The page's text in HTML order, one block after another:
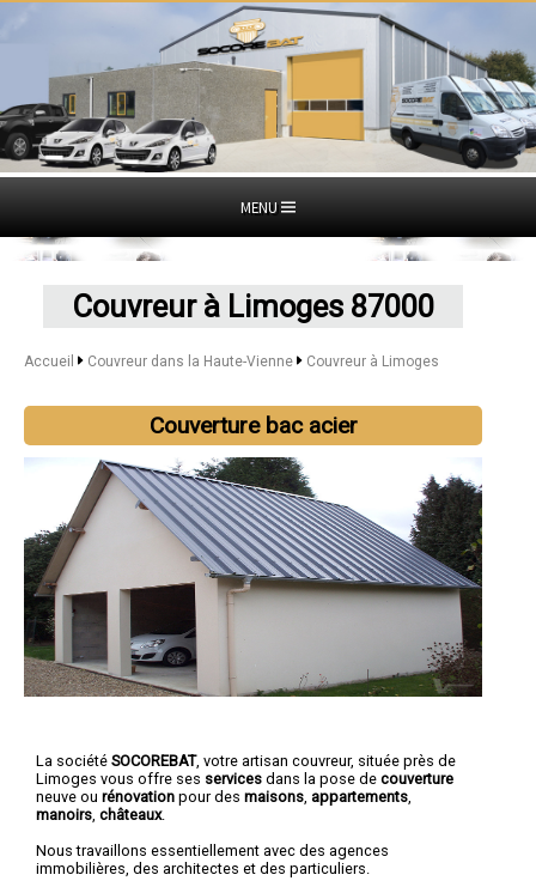
MENU
Couvreur à Limoges 87000
Accueil Couvreur dans la Haute-Vienne Couvreur à Limoges
Couverture bac acier
La société SOCOREBAT, votre artisan couvreur, située près de
Limoges vous offre ses services dans la pose de couverture
neuve ou rénovation pour des maisons appartements
manoirs châteaux.
Nous travaillons essentiellement avec des agences
immobilières, des architectes et des particuliers.